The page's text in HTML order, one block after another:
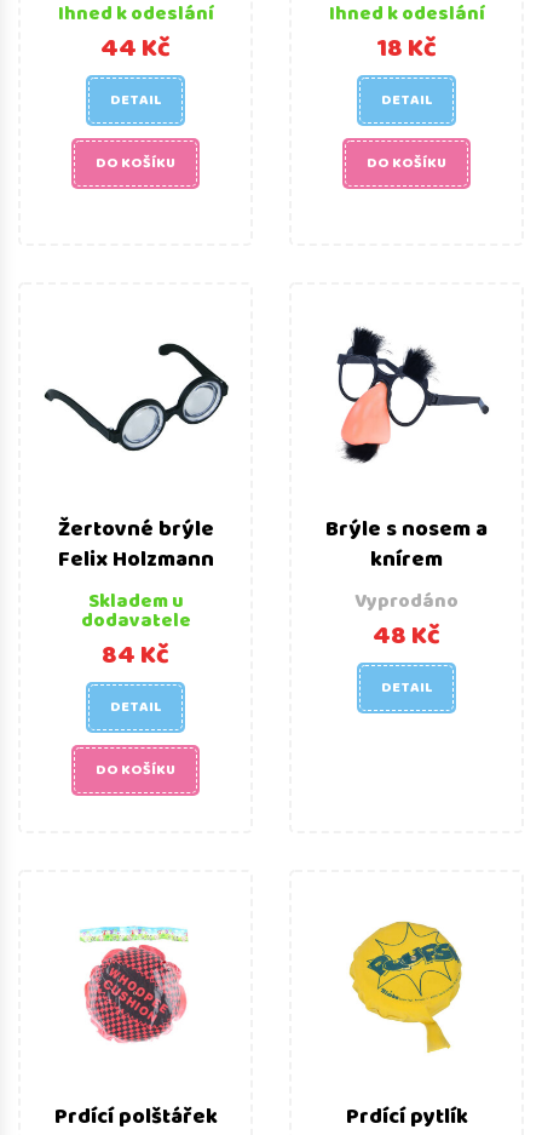
Ihned k odeslání
44 Kč
DETAIL
DO KOŠÍKU
Ihned k odeslání
18 Kč
DETAIL
DO KOŠÍKU
Žertovné brýle
Felix Holzmann
Skladem u
dodavatele
84 Kč
DETAIL
DO KOŠÍKU
Brýle s nosem a
knírem
Vyprodáno
48 Kč
DETAIL
Prdící polštářek
Prdící pytlík